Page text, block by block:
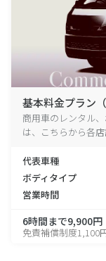
基本料金プラン（
商用車のレンタル
は、こちらから各店
代表車種
ボディタイプ
営業時間
6時間まで9,900円
免責補償制度1,100